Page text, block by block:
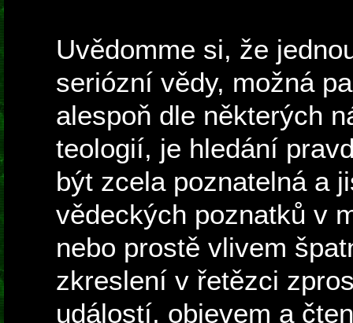
Uvědomme si, že
seriózní vědy, možná
alespoň dle některých
teologií, je hledání
být zcela poznatelná a
vědeckých poznatků v
nebo prostě vlivem
zkreslení v řetězci
událostí, objevem a